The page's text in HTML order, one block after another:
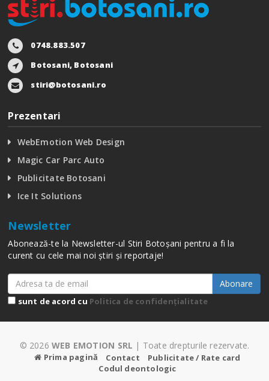
0748.883.507
Botosani, Botosani
stiri@botosani.ro
Prezentari
WebEmotion Web Design
Magic Car Parc Auto
Publicitate Botosani
Ice It Solutions
Newsletter
Abonează-te la Newsletter-ul Stiri Botoșani pentru a fi la
curent cu cele mai noi știri și reportaje!
Abonare
sunt de acord cu Politica de confidențialitate
© 2026 WEB EMOTION SRL | Toate drepturile rezervate.
Prima pagină Contact
Publicitate / Rate card
Codul deontologic